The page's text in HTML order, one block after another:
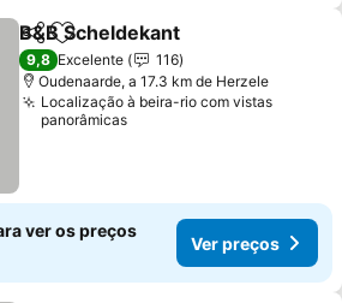
PartilharAdicionar aos favoritos
B&B Scheldekant
9,8 Excelente
116
Oudenaarde, a 17.3 km de Herzele
Localização à beira-rio com vistas
panorâmicas
ver os preços
Ver preços